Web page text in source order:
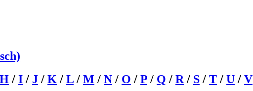
H / I / J / K / L / M / N / O / P / Q / R / S / T / U / V